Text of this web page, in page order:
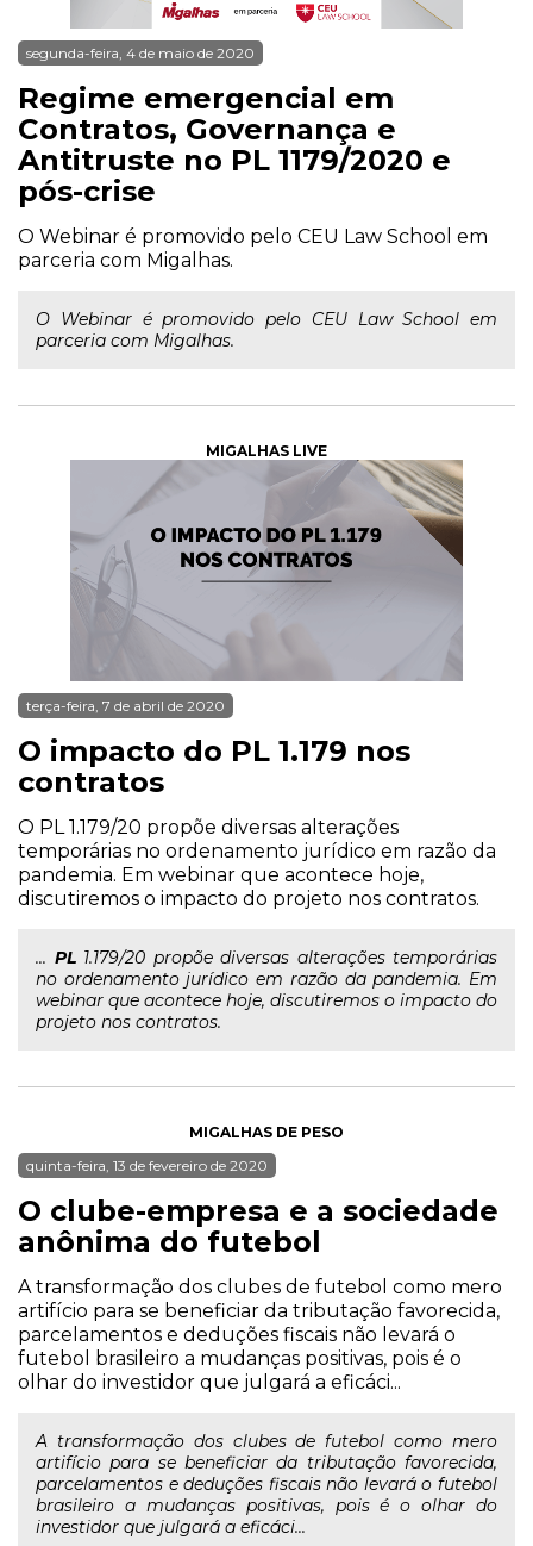
segunda-feira, 4 de maio de 2020
Regime emergencial em
Contratos, Governança e
Antitruste no PL 1179/2020 e
pós-crise
O Webinar é promovido pelo CEU Law School em
parceria com Migalhas.
O Webinar é promovido pelo CEU Law School em
parceria com Migalhas.
MIGALHAS LIVE
terça-feira, 7 de abril de 2020
O impacto do PL 1.179 nos
contratos
O PL 1.179/20 propõe diversas alterações
temporárias no ordenamento jurídico em razão da
pandemia. Em webinar que acontece hoje,
discutiremos o impacto do projeto nos contratos.
... PL1.179/20 propõe diversas alterações temporárias
no ordenamento jurídico em razão da pandemia. Em
webinar que acontece hoje, discutiremos o impacto do
projeto nos contratos.
MIGALHAS DE PESO
quinta-feira, 13 de fevereiro de 2020
O clube-empresa e a sociedade
anônima do futebol
A transformação dos clubes de futebol como mero
artifício para se beneficiar da tributação favorecida,
parcelamentos e deduções fiscais não levará o
futebol brasileiro a mudanças positivas, pois é o
olhar do investidor que julgará a eficáci...
A transformação dos clubes de futebol como mero
artifício para se beneficiar da tributação favorecida,
parcelamentos e deduções fiscais não levará o futebol
brasileiro a mudanças positivas, pois é o olhar do
investidor que julgará a eficáci...